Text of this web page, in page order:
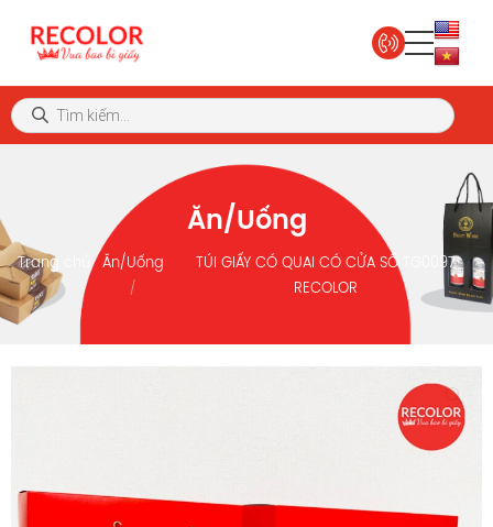
Ăn/Uống
Trang chủ Ăn/Uống
TÚI GIẤY CÓ QUAI CÓ CỬA SỔ TG0097
RECOLOR